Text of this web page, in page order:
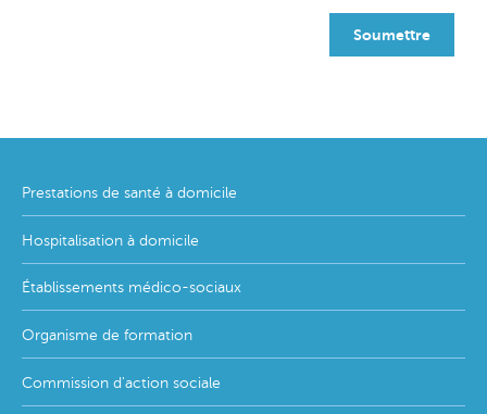
Footer
menu
Prestations de santé à domicile
Hospitalisation à domicile
Établissements médico-sociaux
Organisme de formation
Commission d'action sociale